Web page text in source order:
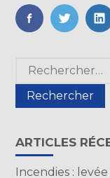
FaceBook
Twitter
Blog
sidebar
Rechercher :
ARTICLES
Incendies :